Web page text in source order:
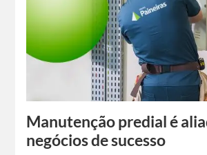
Manutenção predial é
negócios de sucesso